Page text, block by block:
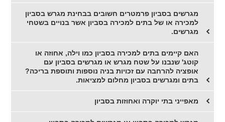
מגרשים בסביון פרמטרים חשובים בבחינת מגרש בסביון
למכירה או של בתים למכירה בסביון אשר בנויים בשטחי
מגרשים.
האם קיימים בתים למכירה בסביון כמו וילה, אחוזה או
קוטג' שנבנו על שטח מגרש או מגרשים בסביון עם
אופציה להרחבה עם זכויות בניה נוספות ותוספת בריכה?
בתים ומגרשים בסביון מחלום למציאות.
מאפייני בתי יוקרה ואחוזות בסביון